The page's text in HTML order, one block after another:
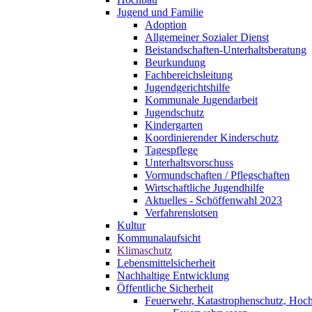
Jugend und Familie
Adoption
Allgemeiner Sozialer Dienst
Beistandschaften-Unterhaltsberatung
Beurkundung
Fachbereichsleitung
Jugendgerichtshilfe
Kommunale Jugendarbeit
Jugendschutz
Kindergarten
Koordinierender Kinderschutz
Tagespflege
Unterhaltsvorschuss
Vormundschaften / Pflegschaften
Wirtschaftliche Jugendhilfe
Aktuelles - Schöffenwahl 2023
Verfahrenslotsen
Kultur
Kommunalaufsicht
Klimaschutz
Lebensmittelsicherheit
Nachhaltige Entwicklung
Öffentliche Sicherheit
Feuerwehr, Katastrophenschutz,